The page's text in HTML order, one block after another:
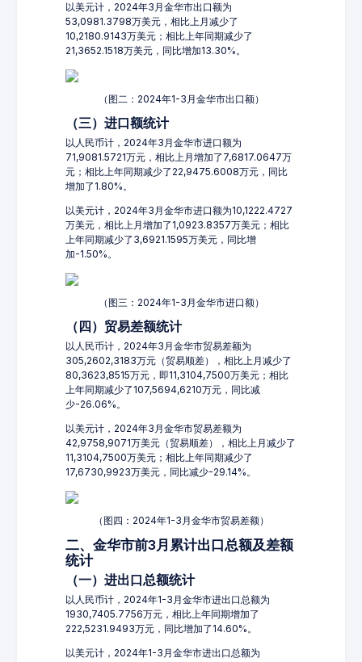
以美元计，2024年3月金华市出口额为
53,0981.3798万美元，相比上月减少了
10,2180.9143万美元；相比上年同期减少了
21,3652.1518万美元，同比增加13.30%。
（图二：2024年1-3月金华市出口额）
（三）进口额统计
以人民币计，2024年3月金华市进口额为
71,9081.5721万元，相比上月增加了7,6817.0647万
元；相比上年同期减少了22,9475.6008万元，同比
增加了1.80%。
以美元计，2024年3月金华市进口额为10,1222.4727
万美元，相比上月增加了1,0923.8357万美元；相比
上年同期减少了3,6921.1595万美元，同比增
加-1.50%。
（图三：2024年1-3月金华市进口额）
（四）贸易差额统计
以人民币计，2024年3月金华市贸易差额为
305,2602,3183万元（贸易顺差），相比上月减少了
80,3623,8515万元，即11,3104,7500万美元；相比
上年同期减少了107,5694,6210万元，同比减
少-26.06%。
以美元计，2024年3月金华市贸易差额为
42,9758,9071万美元（贸易顺差），相比上月减少了
11,3104,7500万美元；相比上年同期减少了
17,6730,9923万美元，同比减少-29.14%。
（图四：2024年1-3月金华市贸易差额）
二、金华市前3月累计出口总额及差额
统计
（一）进出口总额统计
以人民币计，2024年1-3月金华市进出口总额为
1930,7405.7756万元，相比上年同期增加了
222,5231.9493万元，同比增加了14.60%。
以美元计，2024年1-3月金华市进出口总额为